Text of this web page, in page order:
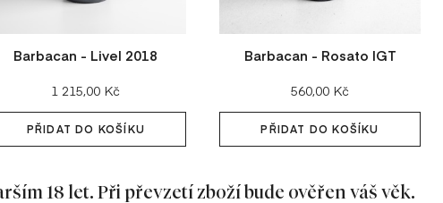
Barbacan - Livel 2018
Cena:
1 215,00 Kč
PŘIDAT DO KOŠÍKU
Barbacan - Rosato IGT
Cena:
560,00 Kč
PŘIDAT DO KOŠÍKU
18 let. Při převzetí zboží bude ověřen váš věk.